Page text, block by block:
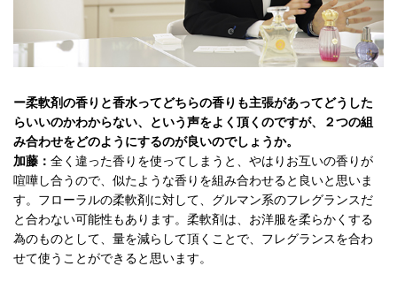
ー柔軟剤の香りと香水ってどちらの香りも主張があってどうした
らいいのかわからない、という声をよく頂くのですが、２つの組
み合わせをどのようにするのが良いのでしょうか。
加藤： 全く違った香りを使ってしまうと、やはりお互いの香りが
喧嘩し合うので、似たような香りを組み合わせると良いと思いま
す。フローラルの柔軟剤に対して、グルマン系のフレグランスだ
と合わない可能性もあります。柔軟剤は、お洋服を柔らかくする
為のものとして、量を減らして頂くことで、フレグランスを合わ
せて使うことができると思います。